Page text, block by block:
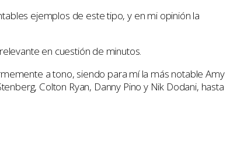
ejemplos de este tipo, y en mi opinión la
en cuestión de minutos.
a tono, siendo para mí la más notable Amy
Colton Ryan, Danny Pino y Nik Dodani, hasta